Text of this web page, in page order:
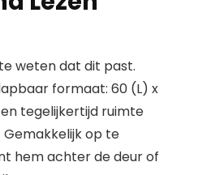
weten dat dit past.
formaat: 60 (L) x
en tegelijkertijd ruimte
op te
hem achter de deur of